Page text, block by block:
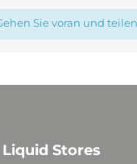
Sie voran und
Liquid Stores